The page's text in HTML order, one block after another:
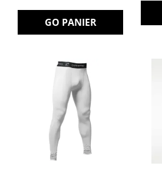
GO PANIER